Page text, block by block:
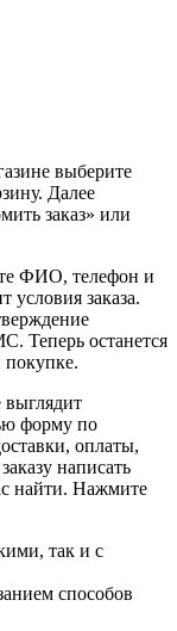
выберите
Далее
заказ» или
ФИО, телефон и
условия заказа.
Теперь останется
покупке.
выглядит
форму по
оплаты,
написать
найти. Нажмите
так и с
способов